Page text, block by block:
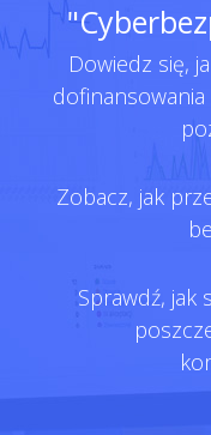
Dowiedz się,
Zobacz, jak
Sprawdź, jak